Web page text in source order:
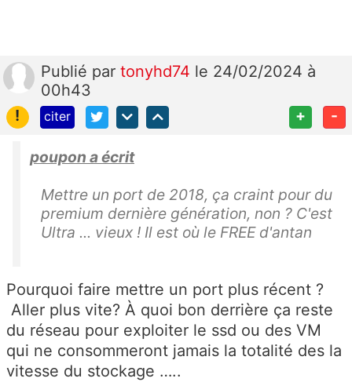
Publié par tonyhd74 le 24/02/2024 à
00h43
!
citer + -
poupon a écrit
Mettre un port de 2018, ça craint pour du
premium dernière génération, non ? C'est
Ultra ... vieux ! Il est où le FREE d'antan
Pourquoi faire mettre un port plus récent ?
Aller plus vite? À quoi bon derrière ça reste
du réseau pour exploiter le ssd ou des VM
qui ne consommeront jamais la totalité des la
vitesse du stockage …..